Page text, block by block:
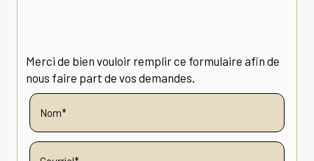
Merci de bien vouloir remplir ce formulaire afin de
nous faire part de vos demandes.